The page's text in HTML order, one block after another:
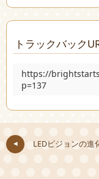
トラックバック
https://
p=137
LEDビジョンの進